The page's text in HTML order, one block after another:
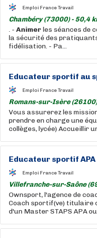
Emploi France Travail
Chambéry (73000) - 50,4
. - Animer les séances de
la sécurité des
fidélisation. - Pa...
Educateur sportif au
Emploi France Travail
Romans-sur-Isère
Vous assurerez les
prendre en charge une
collèges, lycée) Accueillir
Educateur sportif
Emploi France Travail
Villefranche-sur-Saône
Ownsport, l'agence de
Coach sportif(ve) titulaire
d'un Master STAPS APA